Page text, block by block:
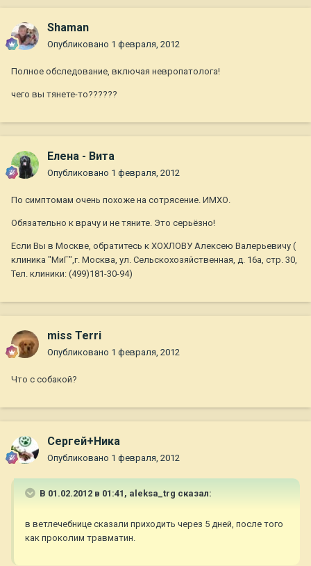
Shaman
Опубликовано 1 февраля, 2012
Полное обследование, включая невропатолога!
чего вы тянете-то??????
Елена - Вита
Опубликовано 1 февраля, 2012
По симптомам очень похоже на сотрясение. ИМХО.
Обязательно к врачу и не тяните. Это серьёзно!
Если Вы в Москве, обратитесь к ХОХЛОВУ Алексею Валерьевичу (
клиника "МиГ",г. Москва, ул. Сельскохозяйственная, д. 16а, стр. 30,
Тел. клиники: (499)181-30-94)
miss Terri
Опубликовано 1 февраля, 2012
Что с собакой?
Сергей+Ника
Опубликовано 1 февраля, 2012
В 01.02.2012 в 01:41, aleksa_trg сказал:
в ветлечебнице сказали приходить через 5 дней, после того
как проколим травматин.